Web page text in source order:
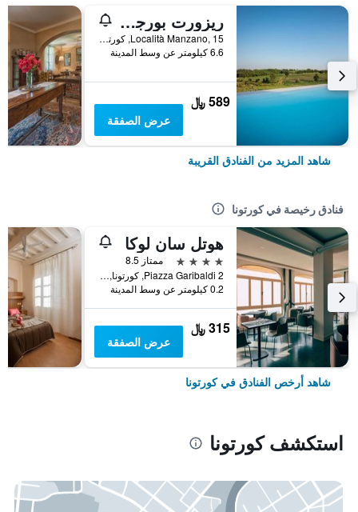
ريزورت بورجو سيرا
Località Manzano, 15, كورتونا, توسكانا, إيطاليا
6.6 كيلومتر عن وسط المدينة
589 ﷼
عرض الصفقة
شاهد المزيد من الفنادق القريبة
فنادق رخيصة في كورتونا
هوتل سان لوكا
4 نجوم
ممتاز 8.5
Piazza Garibaldi 2, كورتونا, توسكانا, إيطاليا
0.2 كيلومتر عن وسط المدينة
315 ﷼
عرض الصفقة
شاهد أرخص الفنادق في كورتونا
استكشف كورتونا